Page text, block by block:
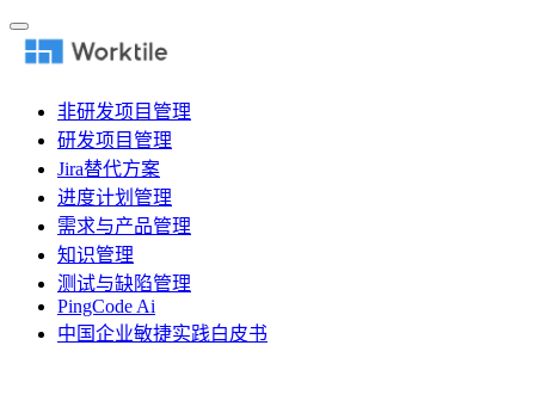
非研发项目管理
研发项目管理
Jira替代方案
进度计划管理
需求与产品管理
知识管理
测试与缺陷管理
PingCode Ai
中国企业敏捷实践白皮书